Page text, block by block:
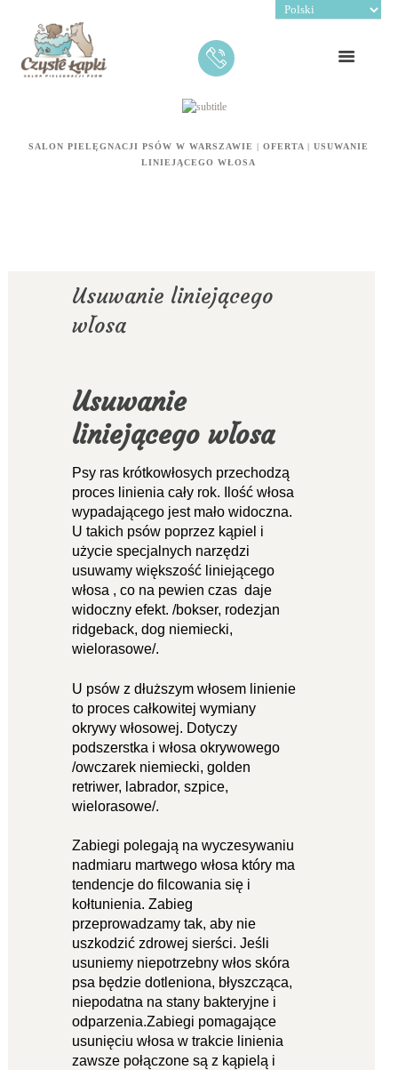
SALON PIELĘGNACJI PSÓW W WARSZAWIE |OFERTA |USUWANIE
LINIEJĄCEGO WŁOSA
Usuwanie liniejącego
włosa
Usuwanie
liniejącego włosa
Psy ras krótkowłosych przechodzą
proces linienia cały rok. Ilość włosa
wypadającego jest mało widoczna.
U takich psów poprzez kąpiel i
użycie specjalnych narzędzi
usuwamy większość liniejącego
włosa , co na pewien czas daje
widoczny efekt. /bokser, rodezjan
ridgeback, dog niemiecki,
wielorasowe/.
U psów z dłuższym włosem linienie
to proces całkowitej wymiany
okrywy włosowej. Dotyczy
podszerstka i włosa okrywowego
/owczarek niemiecki, golden
retriwer, labrador, szpice,
wielorasowe/.
Zabiegi polegają na wyczesywaniu
nadmiaru martwego włosa który ma
tendencje do filcowania się i
kołtunienia. Zabieg
przeprowadzamy tak, aby nie
uszkodzić zdrowej sierści. Jeśli
usuniemy niepotrzebny włos skóra
psa będzie dotleniona, błyszcząca,
niepodatna na stany bakteryjne i
odparzenia.Zabiegi pomagające
usunięciu włosa w trakcie linienia
zawsze połączone są z kąpielą i